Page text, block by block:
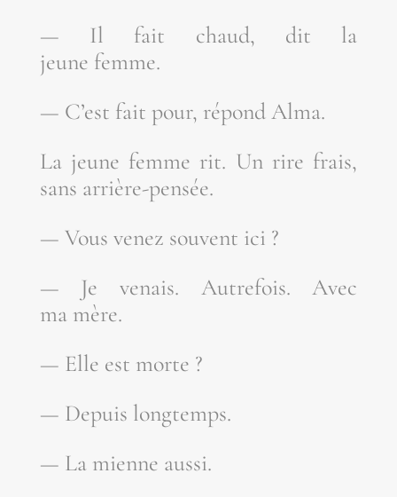
— Il fait chaud, dit la
jeune femme.
— C’est fait pour, répond Alma.
La jeune femme rit. Un rire frais,
sans arrière-pensée.
— Vous venez sou­vent ici ?
— Je venais. Autre­fois. Avec
ma mère.
— Elle est morte ?
— Depuis longtemps.
— La mienne aussi.